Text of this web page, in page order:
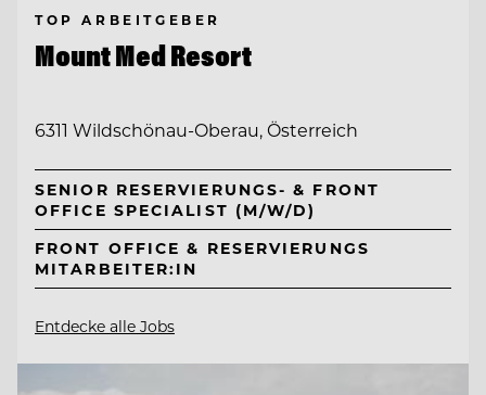
TOP ARBEITGEBER
Mount Med Resort
6311 Wildschönau-Oberau, Österreich
SENIOR RESERVIERUNGS- & FRONT
OFFICE SPECIALIST (M/W/D)
FRONT OFFICE & RESERVIERUNGS
MITARBEITER:IN
Entdecke alle Jobs